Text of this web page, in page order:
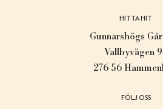
HITTA HIT
Gunnarshögs
Vallbyvägen
276 56
FÖLJ OSS